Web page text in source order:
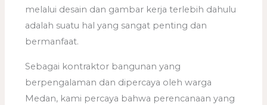
melalui desain dan gambar kerja terlebih dahulu
adalah suatu hal yang sangat penting dan
bermanfaat.
Sebagai kontraktor bangunan yang
berpengalaman dan dipercaya oleh warga
Medan, kami percaya bahwa perencanaan yang